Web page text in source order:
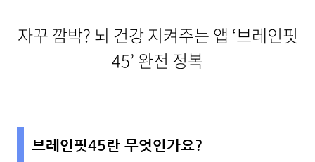
자꾸 깜박? 뇌 건강 지켜주는 앱 ‘브레인핏
45’ 완전 정복
브레인핏45란 무엇인가요?